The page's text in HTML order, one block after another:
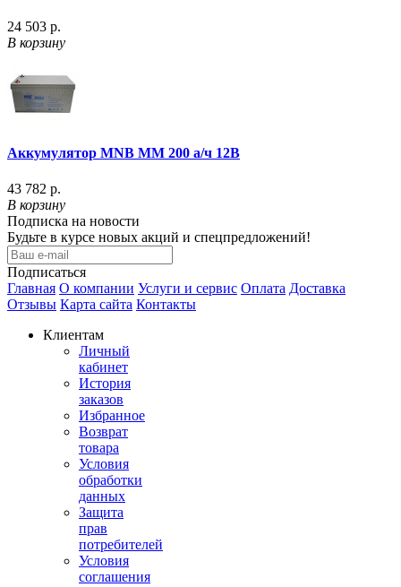
24 503 р.
В корзину
Аккумулятор MNB MM 200 а/ч 12В
43 782 р.
В корзину
Подписка на новости
Будьте в курсе новых акций и спецпредложений!
Подписаться
Главная О компании Услуги и сервис Оплата Доставка
Отзывы Карта сайта Контакты
Клиентам
Личный
кабинет
История
заказов
Избранное
Возврат
товара
Условия
обработки
данных
Защита
прав
потребителей
Условия
соглашения